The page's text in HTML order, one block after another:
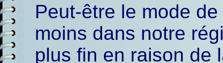
Peut-être le mode
moins dans notre
plus fin en raison de